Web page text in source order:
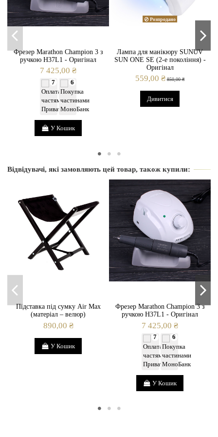
Фрезер Marathon Champion 3 з
ручкою H37L1 - Оригінал
7 425,00 ₴
7 6
У Кошик
Розпродано
Лампа для манікюру SUNUV
SUN ONE SE (2-е покоління) -
Оригінал
559,00 ₴ 850,00 ₴
Дивитися
Відвідувачі, які замовляють цей товар, також купили:
Підставка під сумку Air Max
(матеріал – велюр)
890,00 ₴
У Кошик
Фрезер Marathon Champion 3 з
ручкою H37L1 - Оригінал
7 425,00 ₴
7 6
У Кошик